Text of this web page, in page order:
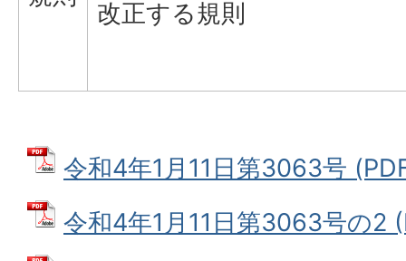
改正する規則
令和4年1月11日第3063号
令和4年1月11日第3063号の2